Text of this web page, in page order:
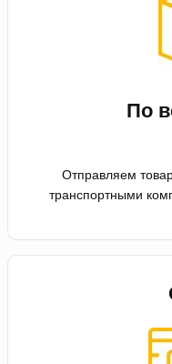
По
Отправляем
транспортными